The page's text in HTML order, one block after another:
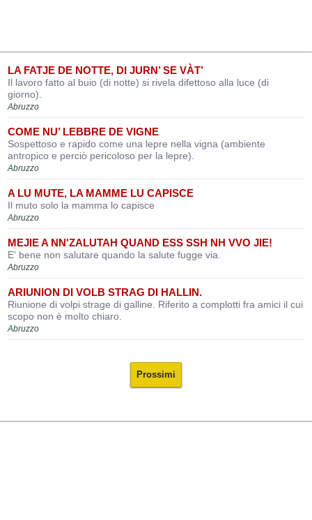
LA FATJE DE NOTTE, DI JURN’ SE VÀT’
Il lavoro fatto al buio (di notte) si rivela difettoso alla luce (di
giorno).
Abruzzo
COME NU’ LEBBRE DE VIGNE
Sospettoso e rapido come una lepre nella vigna (ambiente
antropico e perciò pericoloso per la lepre).
Abruzzo
A LU MUTE, LA MAMME LU CAPISCE
Il muto solo la mamma lo capisce
Abruzzo
MEJIE A NN'ZALUTAH QUAND ESS SSH NH VVO JIE!
E' bene non salutare quando la salute fugge via.
Abruzzo
ARIUNION DI VOLB STRAG DI HALLIN.
Riunione di volpi strage di galline. Riferito a complotti fra amici il cui
scopo non è molto chiaro.
Abruzzo
Prossimi